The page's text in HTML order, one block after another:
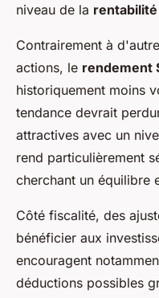
niveau de la rentabilité
Contrairement à
actions, le rendement
historiquement moins
tendance devrait
attractives avec un
rend particulièrement
cherchant un équilibre
Côté fiscalité, des
bénéficier aux
encouragent
déductions possibles